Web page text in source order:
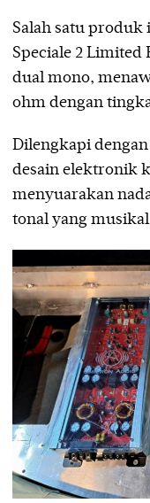
Salah satu
Speciale 2
dual mono,
ohm dengan
Dilengkapi
desain elektronik
menyuarakan
tonal yang